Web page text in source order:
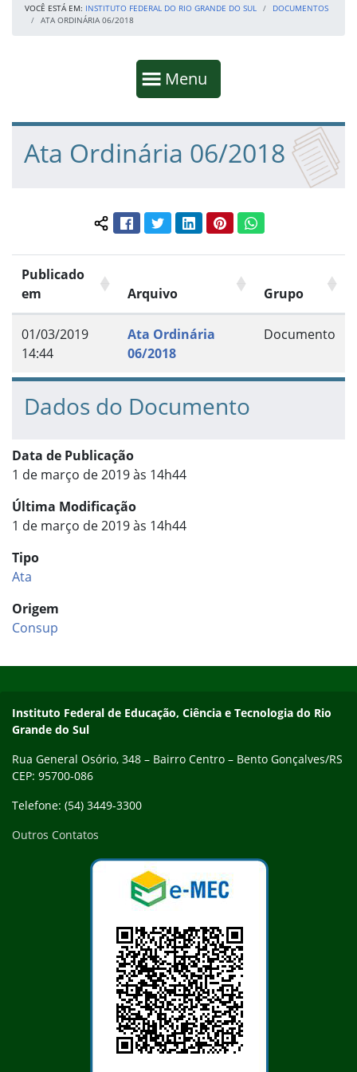
VOCÊ ESTÁ EM: INSTITUTO FEDERAL DO RIO GRANDE DO SUL
DOCUMENTOS
ATA ORDINÁRIA 06/2018
Mostrar
Menu
Fim da navegação
Início do conteúdo
Ata Ordinária 06/2018
Compartilhar conteúdo:
FacebookTwitterLinkedInPinterestWhatsApp
Publicado
em
Arquivo Grupo
01/03/2019
14:44
Ata Ordinária
06/2018
Documento
Dados do Documento
Data de Publicação
1 de março de 2019 às 14h44
Última Modificação
1 de março de 2019 às 14h44
Tipo
Ata
Origem
Consup
Contato
Instituto Federal de Educação, Ciência e Tecnologia do Rio
Grande do Sul
Rua General Osório, 348 – Bairro Centro – Bento Gonçalves/RS
CEP: 95700-086
Telefone: (54) 3449-3300
Outros Contatos